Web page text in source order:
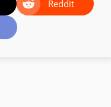
Reddit